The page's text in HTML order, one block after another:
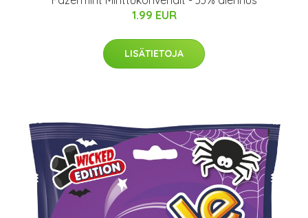
1.99 EUR
LISÄTIETOJA